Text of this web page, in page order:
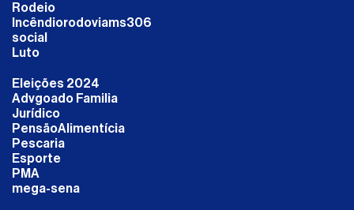
Rodeio
Incêndiorodoviams306
social
Luto
Eleições 2024
Advgoado Familia
Jurídico
PensãoAlimentícia
Pescaria
Esporte
PMA
mega-sena